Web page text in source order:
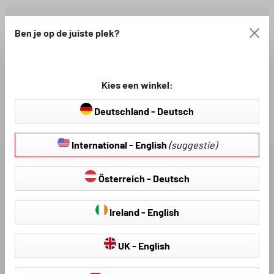
Loading...
BESCHRIJVING
BESCHIKBARE DOWNLOADS
Ben je op de juiste plek?
Kies een winkel:
Deutschland - Deutsch
International - English (suggestie)
Österreich - Deutsch
Ireland - English
UK - English